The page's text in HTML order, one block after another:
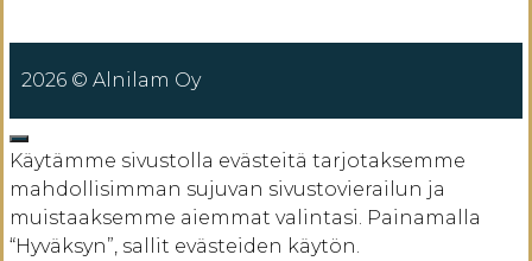
2026 © Alnilam Oy
SULJE
Käytämme sivustolla evästeitä tarjotaksemme
mahdollisimman sujuvan sivustovierailun ja
muistaaksemme aiemmat valintasi. Painamalla
“Hyväksyn”, sallit evästeiden käytön.